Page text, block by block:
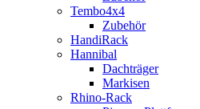
Tembo4x4
Zubehör
HandiRack
Hannibal
Dachträger
Markisen
Rhino-Rack